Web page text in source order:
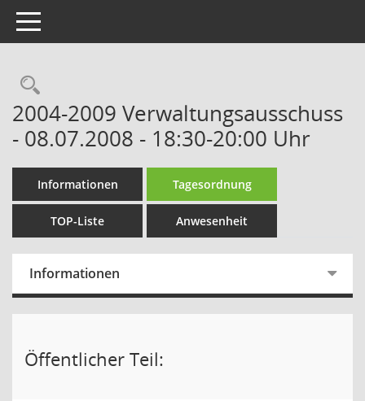
Toggle navigation
Rechercheauswahl
2004-2009 Verwaltungsausschuss
- 08.07.2008 - 18:30-20:00 Uhr
Informationen Tagesordnung
TOP-Liste Anwesenheit
Informationen
Öffentlicher Teil: